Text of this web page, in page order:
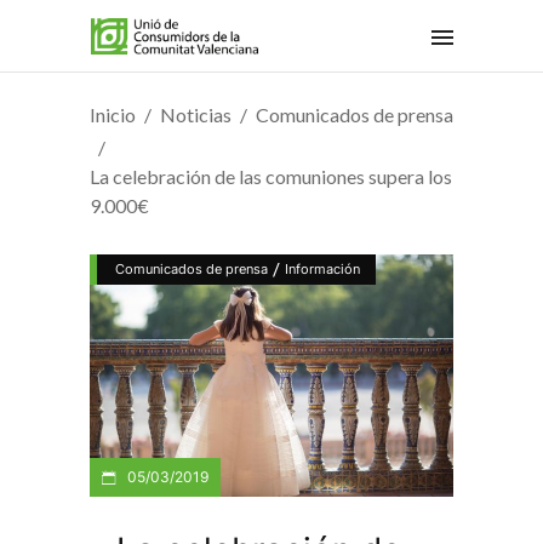
Inicio Noticias Comunicados de prensa
La celebración de las comuniones supera los
9.000€
Comunicados de prensa / Información
05/03/2019